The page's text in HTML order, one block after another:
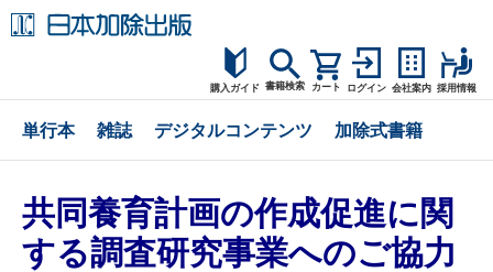
購入ガイド
購入ガイド
お問合せ
書籍検索 カート ログイン 会社案内 採用情報
単行本 雑誌 デジタルコンテンツ 加除式書籍
共同養育計画の作成促進に関
する調査研究事業へのご協力